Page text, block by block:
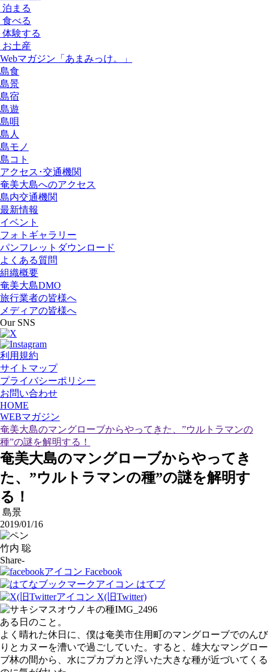
泊まる
食べる
体験する
お土産
Webマガジン「あまみっけ。」
島食
島景
島宿
島遊
島唄
島人
島モノ
島コト
アクセス･交通機関
奄美大島へのアクセス
島内交通機関
最新情報
イベント
フォトギャラリー
パンフレットダウンロード
よくある質問
組織概要
奄美大島DMO
旅行業者の皆様へ
メディアの皆様へ
Our SNS
利用規約
サイトマップ
プライバシーポリシー
お問い合わせ
HOME
WEBマガジン
奄美大島のマングローブからやってきた、”ウルトラマンの
種”の謎を解明する！
奄美大島のマングローブからやってき
た、”ウルトラマンの種”の謎を解明す
る！
島景
2019/01/16
竹内 聡
Share-
Facebook
はてブ
X(旧Twitter)
ある日のこと。
よく晴れた休日に、僕は奄美市住用町のマングローブでのんび
りとカヌーを漕いで過ごしていた。すると、雄大なマングロー
ブ林の間から、水にプカプカと浮いた大きな種が近づいてくる